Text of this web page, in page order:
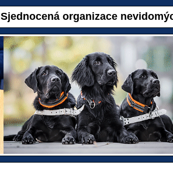
Sjednocená organizace